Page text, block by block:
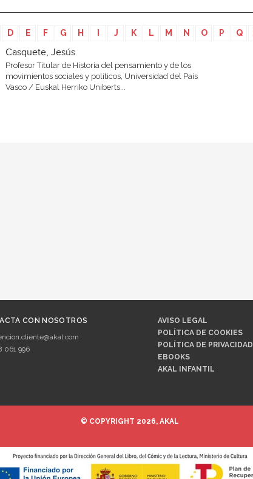
D E F G H J K L M N O P Q
Casquete, Jesús
Profesor Titular de Historia del pensamiento y de los
movimientos sociales y políticos, Universidad del País
Vasco / Euskal Herriko Uniberts...
CON NOSOTROS
061 996
AVISO LEGAL
POLÍTICA DE COOKIES
POLÍTICA DE PRIVACIDAD
EBOOKS
AKAL INFANTIL
© COPYRIGHT 2026, AKAL